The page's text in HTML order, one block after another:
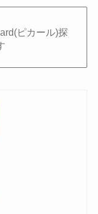
ピカール)探